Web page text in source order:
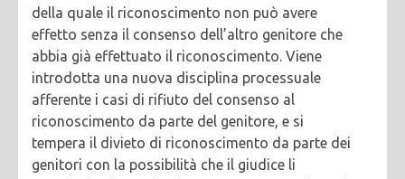
della quale il riconoscimento non può avere
effetto senza il consenso dell’altro genitore che
abbia già effettuato il riconoscimento. Viene
introdotta una nuova disciplina processuale
afferente i casi di rifiuto del consenso al
riconoscimento da parte del genitore, e si
tempera il divieto di riconoscimento da parte dei
genitori con la possibilità che il giudice li